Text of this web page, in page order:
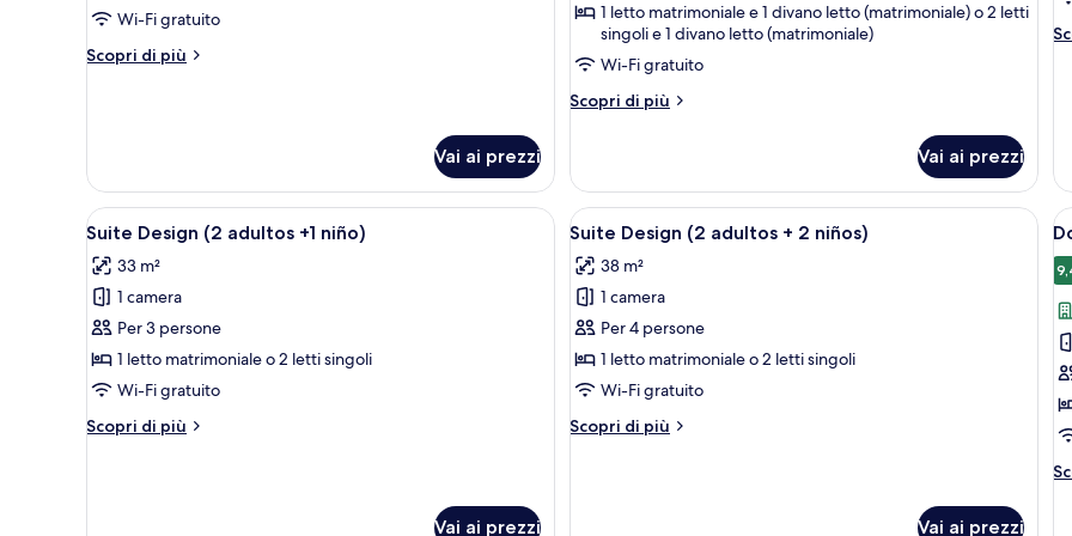
(2
adultos
Wi-Fi gratuito
Scopri di più
Altri
adultos
1
Vai ai prezzi
(2
adultos
+
2
1 letto matrimoniale e 1 divano letto (matrimoniale) o 2 letti
singoli e 1 divano letto (matrimoniale)
Wi-Fi gratuito
Scopri di più
Altri
Junior
(2
adultos
2
niños)
Vai ai prezzi
Apri
tutte
le
foto
per
Suite
Design
adultos
Camera d'albergo con un letto, una scrivania con televisore, un balcone con tavolo e sedie e un divano.
5
Suite Design (2 adultos +1 niño)
33 m²
1 camera
Per 3 persone
1 letto matrimoniale o 2 letti singoli
Wi-Fi gratuito
Scopri di più
Altri
Vai ai prezzi
Apri
tutte
le
foto
per
Suite
Design
adultos
Camera d'albergo con un letto, una
5
Suite Design (2 adultos + 2 niños)
38 m²
1 camera
Per 4 persone
1 letto matrimoniale o 2 letti singoli
Wi-Fi gratuito
Scopri di più
Altri
Vai ai prezzi
le